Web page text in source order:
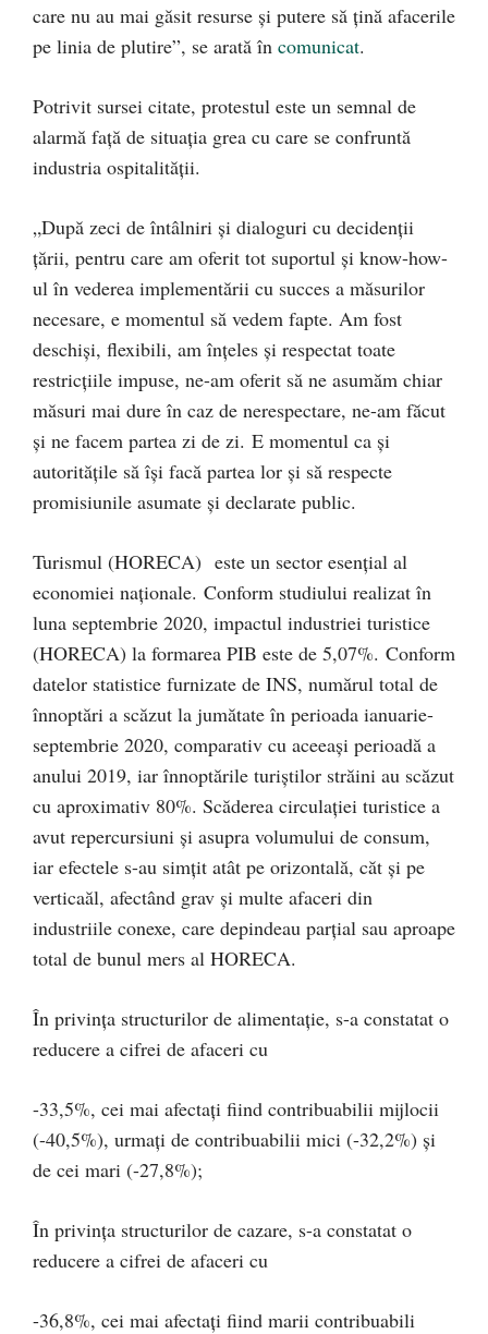
care nu au mai găsit resurse și putere să țină afacerile
pe linia de plutire”, se arată în comunicat.
Potrivit sursei citate, protestul este un semnal de
alarmă față de situația grea cu care se confruntă
industria ospitalității.
„După zeci de întâlniri și dialoguri cu decidenții
țării, pentru care am oferit tot suportul și know-how-
ul în vederea implementării cu succes a măsurilor
necesare, e momentul să vedem fapte. Am fost
deschiși, flexibili, am înțeles și respectat toate
restricțiile impuse, ne-am oferit să ne asumăm chiar
măsuri mai dure în caz de nerespectare, ne-am făcut
și ne facem partea zi de zi. E momentul ca și
autoritățile să își facă partea lor și să respecte
promisiunile asumate și declarate public.
Turismul (HORECA) este un sector esențial al
economiei naționale. Conform studiului realizat în
luna septembrie 2020, impactul industriei turistice
(HORECA) la formarea PIB este de 5,07%. Conform
datelor statistice furnizate de INS, numărul total de
înnoptări a scăzut la jumătate în perioada ianuarie-
septembrie 2020, comparativ cu aceeași perioadă a
anului 2019, iar înnoptările turiștilor străini au scăzut
cu aproximativ 80%. Scăderea circulației turistice a
avut repercursiuni și asupra volumului de consum,
iar efectele s-au simțit atât pe orizontală, căt și pe
verticaăl, afectând grav și multe afaceri din
industriile conexe, care depindeau parțial sau aproape
total de bunul mers al HORECA.
În privința structurilor de alimentație, s-a constatat o
reducere a cifrei de afaceri cu
-33,5%, cei mai afectați fiind contribuabilii mijlocii
(-40,5%), urmați de contribuabilii mici (-32,2%) și
de cei mari (-27,8%);
În privința structurilor de cazare, s-a constatat o
reducere a cifrei de afaceri cu
-36,8%, cei mai afectați fiind marii contribuabili